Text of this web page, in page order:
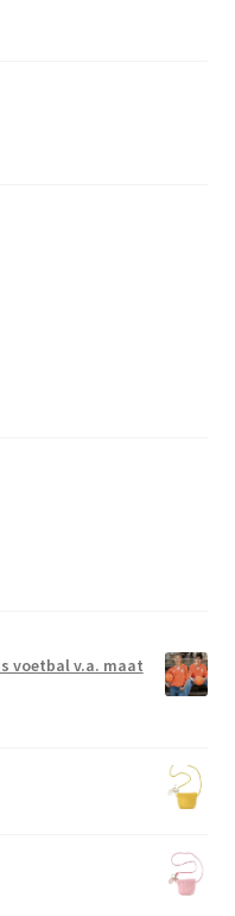
voetbal v.a. maat